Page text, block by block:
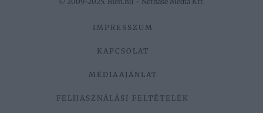
IMPRESSZUM
KAPCSOLAT
MÉDIAAJÁNLAT
FELHASZNÁLÁSI FELTÉTELEK